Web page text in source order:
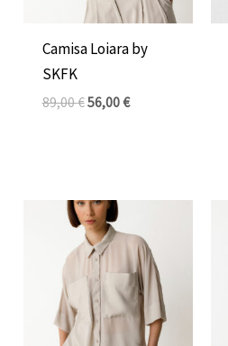
Camisa Loiara by
SKFK
89,00€56,00€
El
precio
original
era:
89,00 €.
actual
es:
56,00 €.